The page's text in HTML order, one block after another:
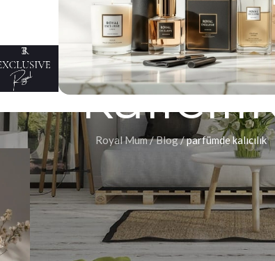
arşivleri:
Royal Mum/Blog/parfümde kalıcılık